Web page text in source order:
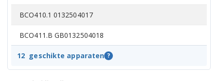
BCO410.1 0132504017
BCO411.B GB0132504018
BCO411.B 0132504021
12 geschikte apparaten ?